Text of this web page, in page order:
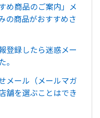
め商品のご案内」メ
の商品がおすすめさ
登録したら迷惑メー
メール（メールマガ
舗を選ぶことはでき